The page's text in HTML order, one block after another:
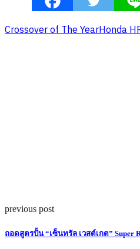
Crossover of The YearHonda
previous post
ถอดสูตรปั้น “เซ็นทรัล เวสต์เกต”